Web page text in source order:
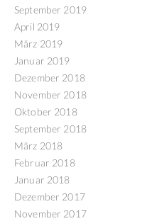
September 2019
April 2019
März 2019
Januar 2019
Dezember 2018
November 2018
Oktober 2018
September 2018
März 2018
Februar 2018
Januar 2018
Dezember 2017
November 2017